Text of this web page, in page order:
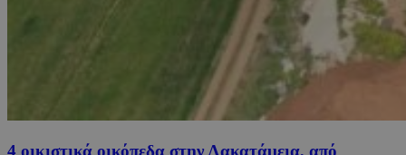
4 οικιστικά οικόπεδα στην Λακατάμεια, από